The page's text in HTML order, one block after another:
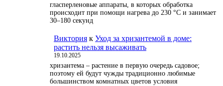
гласперленовые аппараты, в которых обработка
происходит при помощи нагрева до 230 °С и занимает
30–180 секунд
Виктория к Уход за хризантемой в доме:
растить нельзя высаживать
19.10.2025
хризантема – растение в первую очередь садовое;
поэтому ей будут чужды традиционно любимые
большинством комнатных цветов условия